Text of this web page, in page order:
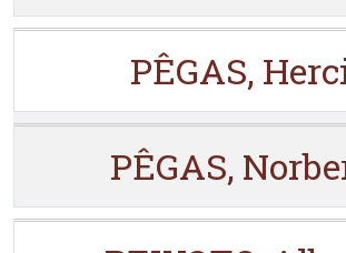
PÊGAS,
PÊGAS,